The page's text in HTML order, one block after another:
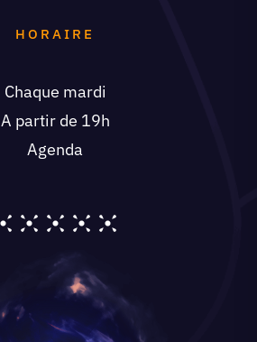
HORAIRE
Chaque mardi
A partir de 19h
Agenda